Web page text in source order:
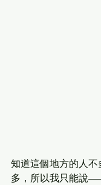
知道這個地方的人
多，所以我只能說